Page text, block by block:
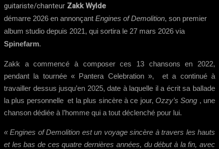
guitariste/chanteur Zakk Wylde
démarre 2026 en annonçant Engines of Demolition, son premier
album studio depuis 2021, qui sortira le 27 mars 2026 via
Spinefarm.
Zakk a commencé à composer ces 13 chansons en 2022,
pendant la tournée « Pantera Celebration », et a continué à
travailler dessus jusqu’en 2025, date à laquelle il a écrit sa ballade
la plus personnelleet la plus sincère à ce jour, Ozzy’s Song , une
chanson dédiée à l’homme qui a tout déclenché pour lui.
« Engines of Demolition est un voyage sincère à travers les hauts
et les bas de ces quatre dernières années, du début à la fin, avec